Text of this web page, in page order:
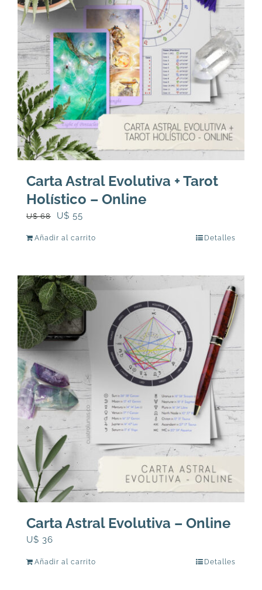
Carta Astral Evolutiva + Tarot
Holístico – Online
U$68
El
U$
68.
U$ 55
U$
55.
Añadir al carrito Detalles
Carta Astral Evolutiva – Online
U$ 36
Añadir al carrito Detalles